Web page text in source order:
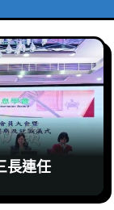
長連任